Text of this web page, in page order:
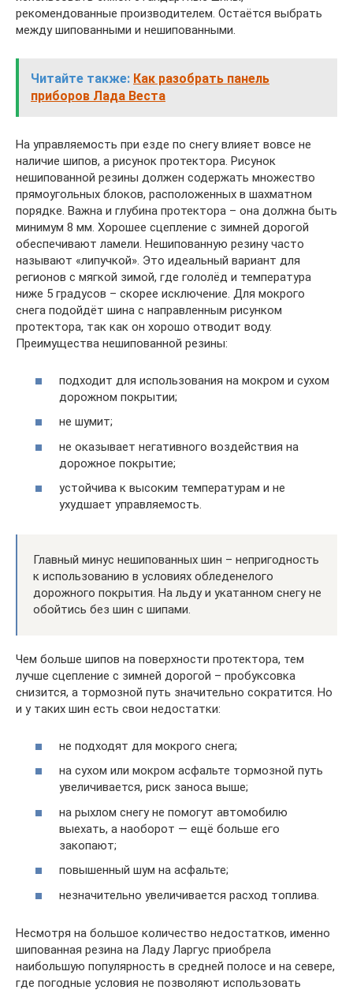
рекомендованные производителем. Остаётся выбрать
между шипованными и нешипованными.
Читайте также: Как разобрать панель
приборов Лада Веста
На управляемость при езде по снегу влияет вовсе не
наличие шипов, а рисунок протектора. Рисунок
нешипованной резины должен содержать множество
прямоугольных блоков, расположенных в шахматном
порядке. Важна и глубина протектора – она должна быть
минимум 8 мм. Хорошее сцепление с зимней дорогой
обеспечивают ламели. Нешипованную резину часто
называют «липучкой». Это идеальный вариант для
регионов с мягкой зимой, где гололёд и температура
ниже 5 градусов – скорее исключение. Для мокрого
снега подойдёт шина с направленным рисунком
протектора, так как он хорошо отводит воду.
Преимущества нешипованной резины:
подходит для использования на мокром и сухом
дорожном покрытии;
не шумит;
не оказывает негативного воздействия на
дорожное покрытие;
устойчива к высоким температурам и не
ухудшает управляемость.
Главный минус нешипованных шин – непригодность
к использованию в условиях обледенелого
дорожного покрытия. На льду и укатанном снегу не
обойтись без шин с шипами.
Чем больше шипов на поверхности протектора, тем
лучше сцепление с зимней дорогой – пробуксовка
снизится, а тормозной путь значительно сократится. Но
и у таких шин есть свои недостатки:
не подходят для мокрого снега;
на сухом или мокром асфальте тормозной путь
увеличивается, риск заноса выше;
на рыхлом снегу не помогут автомобилю
выехать, а наоборот — ещё больше его
закопают;
повышенный шум на асфальте;
незначительно увеличивается расход топлива.
Несмотря на большое количество недостатков, именно
шипованная резина на Ладу Ларгус приобрела
наибольшую популярность в средней полосе и на севере,
где погодные условия не позволяют использовать